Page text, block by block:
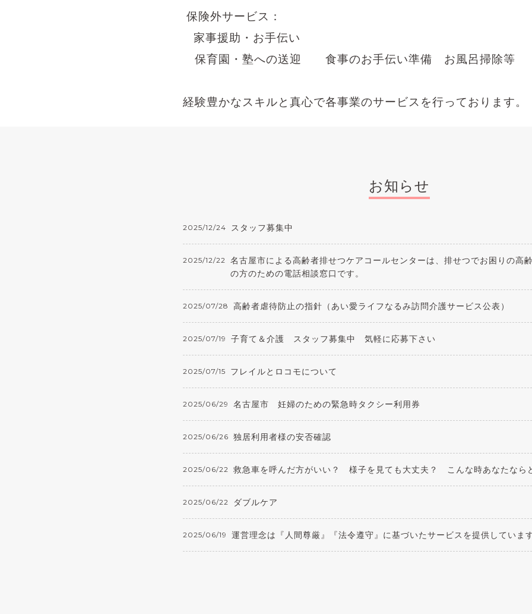
保険外サービス：
家事援助・お手伝い
保育園・塾への送迎 食事のお手伝い準備 お風呂掃除等
経験豊かなスキルと真心で各事業のサービスを行っております。
お知らせ
2025/12/24 スタッフ募集中
2025/12/22 名古屋市による高齢者排せつケアコールセンターは、排せつでお困りの高
の方のための電話相談窓口です。
2025/07/28 高齢者虐待防止の指針（あい愛ライフなるみ訪問介護サービス公表）
2025/07/19 子育て＆介護 スタッフ募集中 気軽に応募下さい
2025/07/15 フレイルとロコモについて
2025/06/29 名古屋市 妊婦のための緊急時タクシー利用券
2025/06/26 独居利用者様の安否確認
2025/06/22 救急車を呼んだ方がいい？ 様子を見ても大丈夫？ こんな時あなたなら
2025/06/22 ダブルケア
2025/06/19 運営理念は『人間尊厳』『法令遵守』に基づいたサービスを提供していま